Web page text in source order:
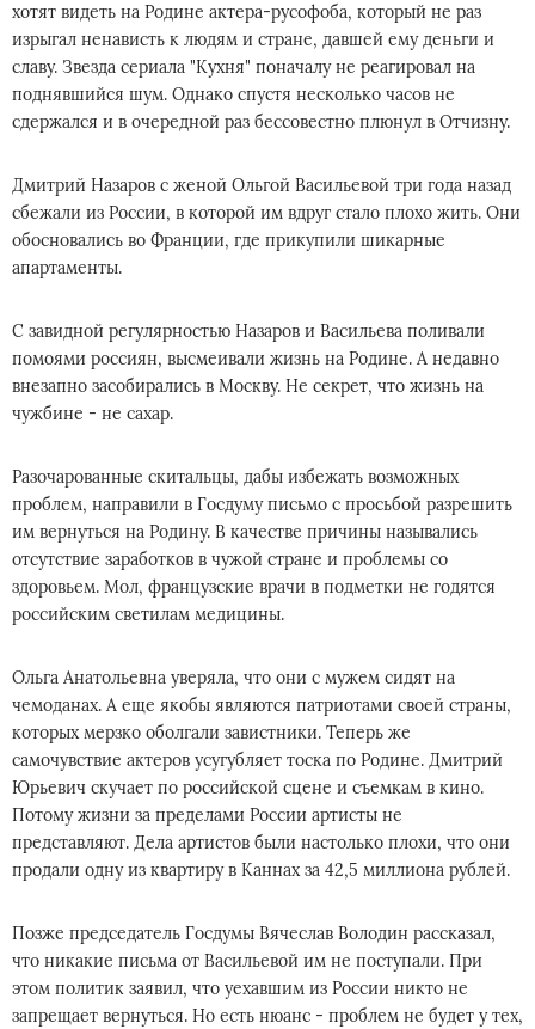
хотят видеть на Родине актера-русофоба, который не раз
изрыгал ненависть к людям и стране, давшей ему деньги и
славу. Звезда сериала "Кухня" поначалу не реагировал на
поднявшийся шум. Однако спустя несколько часов не
сдержался и в очередной раз бессовестно плюнул в Отчизну.
Дмитрий Назаров с женой Ольгой Васильевой три года назад
сбежали из России, в которой им вдруг стало плохо жить. Они
обосновались во Франции, где прикупили шикарные
апартаменты.
С завидной регулярностью Назаров и Васильева поливали
помоями россиян, высмеивали жизнь на Родине. А недавно
внезапно засобирались в Москву. Не секрет, что жизнь на
чужбине - не сахар.
Разочарованные скитальцы, дабы избежать возможных
проблем, направили в Госдуму письмо с просьбой разрешить
им вернуться на Родину. В качестве причины назывались
отсутствие заработков в чужой стране и проблемы со
здоровьем. Мол, французские врачи в подметки не годятся
российским светилам медицины.
Ольга Анатольевна уверяла, что они с мужем сидят на
чемоданах. А еще якобы являются патриотами своей страны,
которых мерзко оболгали завистники. Теперь же
самочувствие актеров усугубляет тоска по Родине. Дмитрий
Юрьевич скучает по российской сцене и съемкам в кино.
Потому жизни за пределами России артисты не
представляют. Дела артистов были настолько плохи, что они
продали одну из квартиру в Каннах за 42,5 миллиона рублей.
Позже председатель Госдумы Вячеслав Володин рассказал,
что никакие письма от Васильевой им не поступали. При
этом политик заявил, что уехавшим из России никто не
запрещает вернуться. Но есть нюанс - проблем не будет у тех,